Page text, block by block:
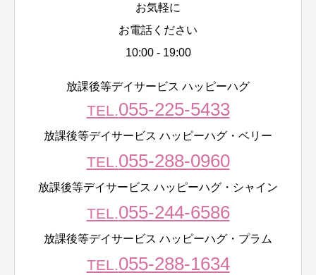
お気軽に
お電話ください
10:00 - 19:00
放課後等デイサービス ハッピーハグ
TEL.055-225-5433
放課後等デイサービス ハッピーハグ・ベリー
TEL.055-288-0960
放課後等デイサービス ハッピーハグ・シャイン
TEL.055-244-6586
放課後等デイサービス ハッピーハグ・プラム
TEL.055-288-1634